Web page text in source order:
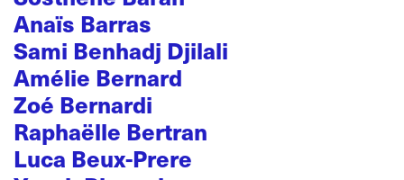
Anaïs Barras
Sami Benhadj Djilali
Amélie Bernard
Zoé Bernardi
Raphaëlle Bertran
Luca Beux-Prere